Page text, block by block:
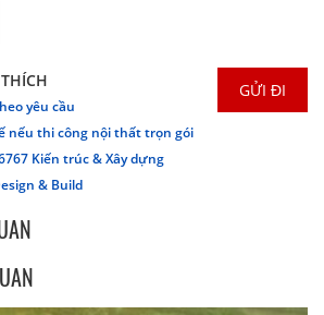
yêu cầu
nếu thi công nội thất trọn gói
Kiến trúc & Xây dựng
& Build